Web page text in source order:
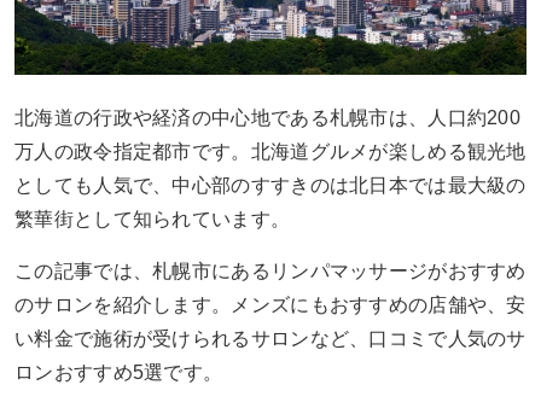
北海道の行政や経済の中心地である札幌市は、人口約200
万人の政令指定都市です。北海道グルメが楽しめる観光地
としても人気で、中心部のすすきのは北日本では最大級の
繁華街として知られています。
この記事では、札幌市にあるリンパマッサージがおすすめ
のサロンを紹介します。メンズにもおすすめの店舗や、安
い料金で施術が受けられるサロンなど、口コミで人気のサ
ロンおすすめ5選です。